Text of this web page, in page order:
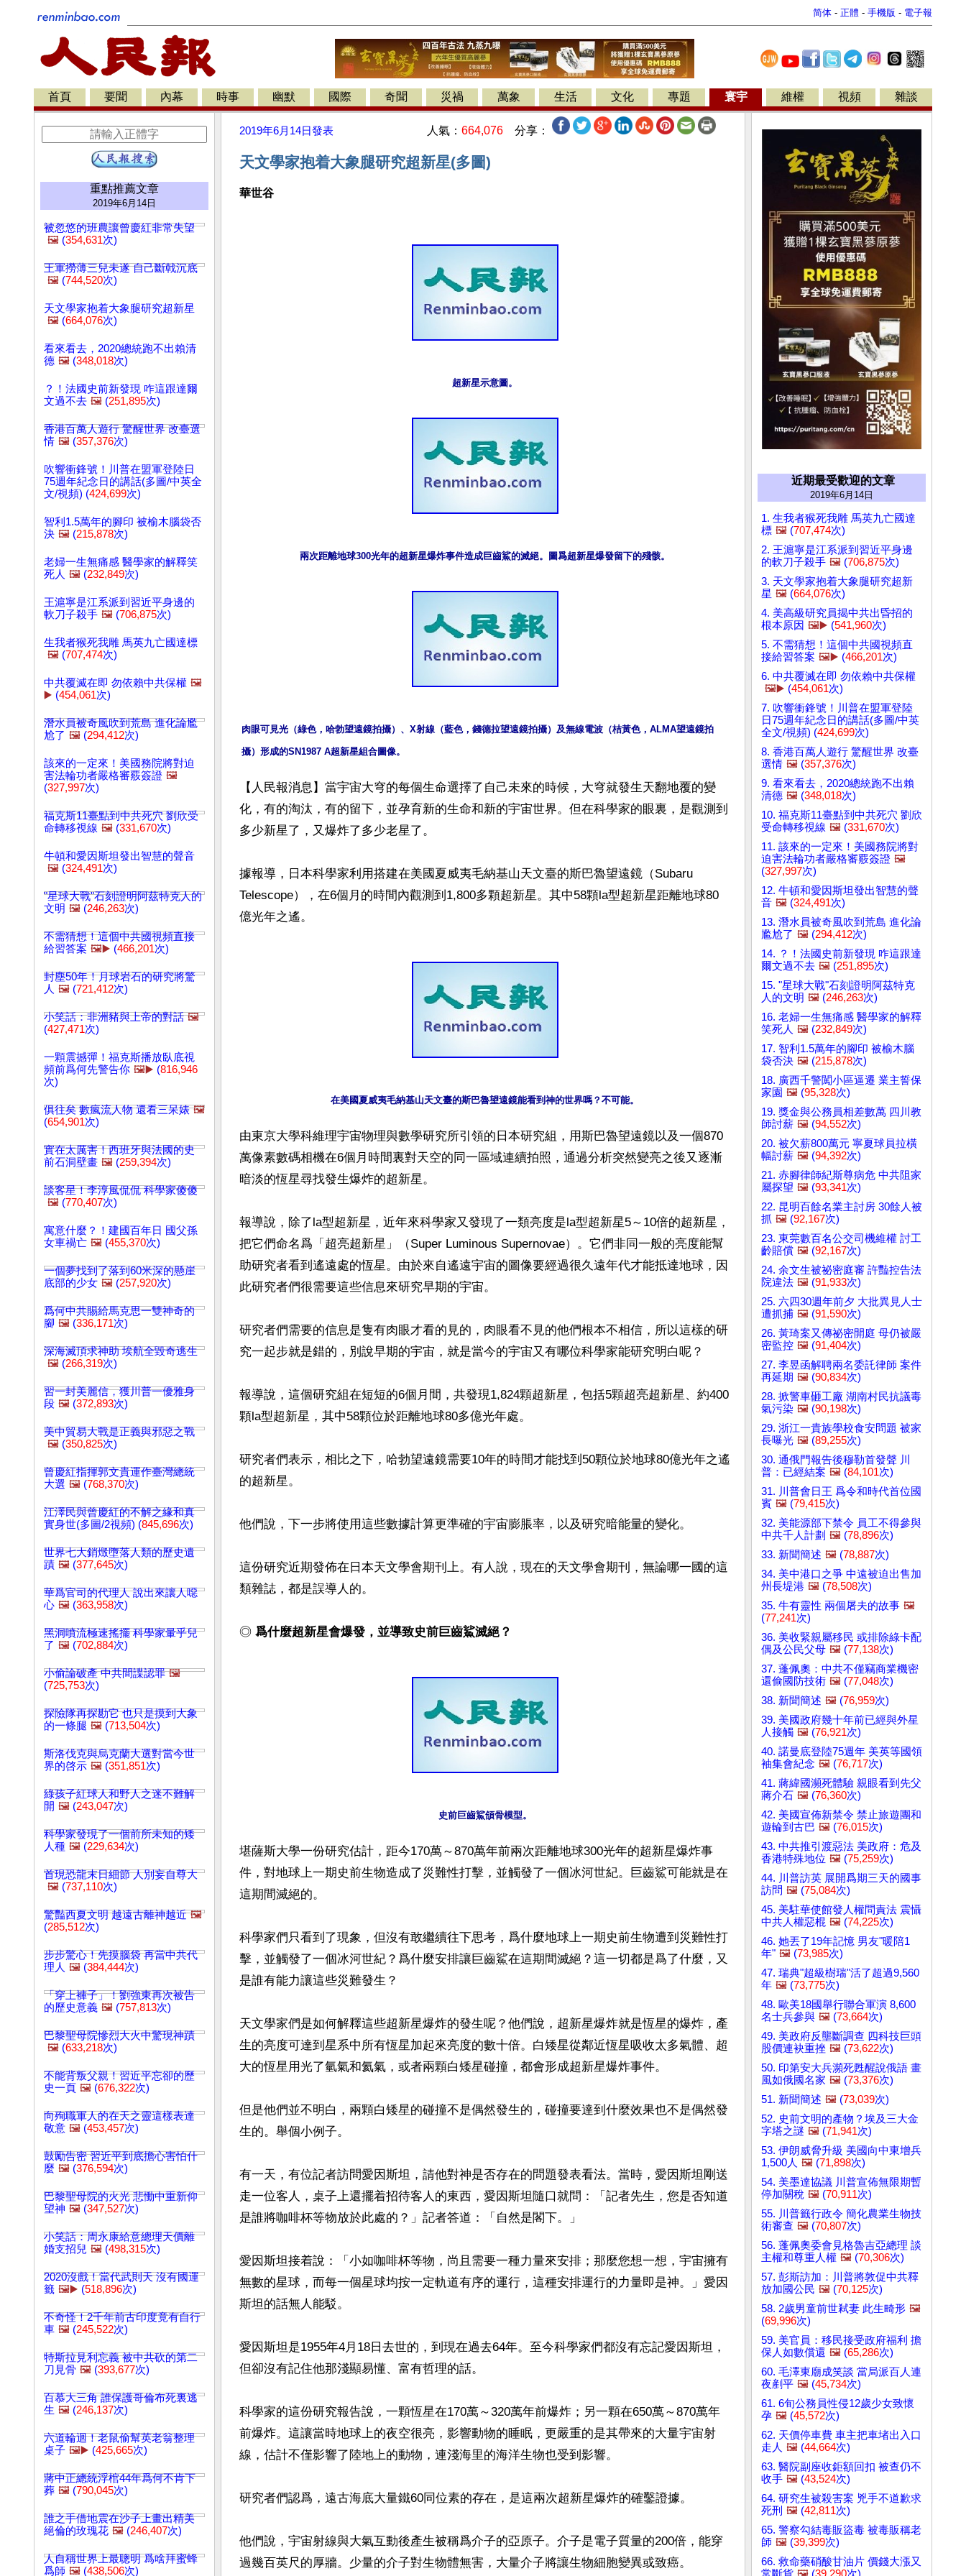
简体 - 正體 - 手機版 - 電子報
首頁 要聞 內幕 時事 幽默 國際 奇聞 災禍 萬象 生活 文化 專題 寰宇 維權 視頻 雜談
重點推薦文章
2019年6月14日
被忽悠的班農讓曾慶紅非常失望
🖼️ (354,631次)
王軍撈薄三兒未遂 自己斷戟沉底
🖼️ (744,520次)
天文學家抱着大象腿研究超新星
🖼️ (664,076次)
看來看去，2020總統跑不出賴清
德 🖼️ (348,018次)
？！法國史前新發現 咋這跟達爾
文過不去 🖼️ (251,895次)
香港百萬人遊行 驚醒世界 改臺選
情 🖼️ (357,376次)
吹響衝鋒號！川普在盟軍登陸日
75週年紀念日的講話(多圖/中英全
文/視頻) (424,699次)
智利1.5萬年的腳印 被榆木腦袋否
決 🖼️ (215,878次)
老婦一生無痛感 醫學家的解釋笑
死人 🖼️ (232,849次)
王滬寧是江系派到習近平身邊的
軟刀子殺手 🖼️ (706,875次)
生我者猴死我雕 馬英九亡國達標
🖼️ (707,474次)
中共覆滅在即 勿依賴中共保權 🖼️
▶️ (454,061次)
潛水員被奇風吹到荒島 進化論尷
尬了 🖼️ (294,412次)
該來的一定來！美國務院將對迫
害法輪功者嚴格審覈簽證 🖼️
(327,997次)
福克斯11臺點到中共死穴 劉欣受
命轉移視線 🖼️ (331,670次)
牛頓和愛因斯坦發出智慧的聲音
🖼️ (324,491次)
"星球大戰"石刻證明阿茲特克人的
文明 🖼️ (246,263次)
不需猜想！這個中共國視頻直接
給習答案 🖼️▶️ (466,201次)
封塵50年！月球岩石的研究將驚
人 🖼️ (721,412次)
小笑話：非洲豬與上帝的對話 🖼️
(427,471次)
一顆震撼彈！福克斯播放臥底視
頻前爲何先警告你 🖼️▶️ (816,946
次)
俱往矣 數瘋流人物 還看三呆婊 🖼️
(654,901次)
實在太厲害！西班牙與法國的史
前石洞壁畫 🖼️ (259,394次)
談客星！李淳風侃侃 科學家傻傻
🖼️ (770,407次)
寓意什麼？！建國百年日 國父孫
女車禍亡 🖼️ (455,370次)
一個夢找到了落到60米深的懸崖
底部的少女 🖼️ (257,920次)
爲何中共賜給馬克思一雙神奇的
腳 🖼️ (336,171次)
深海滅頂求神助 埃航全毀奇逃生
🖼️ (266,319次)
習一封美麗信，獲川普一優雅身
段 🖼️ (372,893次)
美中貿易大戰是正義與邪惡之戰
🖼️ (350,825次)
曾慶紅指揮郭文貴運作臺灣總統
大選 🖼️ (768,370次)
江澤民與曾慶紅的不解之緣和真
實身世(多圖/2視頻) (845,696次)
世界七大銷燬墮落人類的歷史遺
蹟 🖼️ (377,645次)
華爲官司的代理人 說出來讓人噁
心 🖼️ (363,958次)
黑洞噴流極速搖擺 科學家暈乎兒
了 🖼️ (702,884次)
小偷論破產 中共間諜認罪 🖼️
(725,753次)
探險隊再探勘它 也只是摸到大象
的一條腿 🖼️ (713,504次)
斯洛伐克與烏克蘭大選對當今世
界的啓示 🖼️ (351,851次)
綠孩子紅球人和野人之迷不難解
開 🖼️ (243,047次)
科學家發現了一個前所未知的矮
人種 🖼️ (229,634次)
首現恐龍末日細節 人別妄自尊大
🖼️ (737,110次)
驚豔西夏文明 越遠古離神越近 🖼️
(285,512次)
步步驚心！先摸腦袋 再當中共代
理人 🖼️ (384,444次)
「穿上褲子」！劉強東再次被告
的歷史意義 🖼️ (757,813次)
巴黎聖母院慘烈大火中驚現神蹟
🖼️ (633,218次)
不能背叛父親！習近平忘卻的歷
史一頁 🖼️ (676,322次)
向殉職軍人的在天之靈這樣表達
敬意 🖼️ (453,457次)
鼓勵告密 習近平到底擔心害怕什
麼 🖼️ (376,594次)
巴黎聖母院的火光 悲慟中重新仰
望神 🖼️ (347,527次)
小笑話：周永康給意總理天價離
婚支招兒 🖼️ (498,315次)
2020沒戲！當代武則天 沒有國運
籤 🖼️▶️ (518,896次)
不奇怪！2千年前古印度竟有自行
車 🖼️ (245,522次)
特斯拉見利忘義 被中共砍的第二
刀見骨 🖼️ (393,677次)
百慕大三角 誰保護哥倫布死裏逃
生 🖼️ (246,137次)
六道輪迴！老鼠偷幫英老翁整理
桌子 🖼️▶️ (425,665次)
蔣中正總統浮棺44年爲何不肯下
葬 🖼️ (790,045次)
誰之手借地震在沙子上畫出精美
絕倫的玫瑰花 🖼️ (246,407次)
人自稱世界上最聰明 爲啥拜蜜蜂
爲師 🖼️ (438,506次)
2019年6月14日發表 人氣： 664,076 分享：
天文學家抱着大象腿研究超新星(多圖)
華世谷
超新星示意圖。
兩次距離地球300光年的超新星爆炸事件造成巨齒鯊的滅絕。圖爲超新星爆發留下的殘骸。
肉眼可見光（綠色，哈勃望遠鏡拍攝）、X射線（藍色，錢德拉望遠鏡拍攝）及無線電波（桔黃色，ALMA望遠鏡拍
攝）形成的SN1987 A超新星組合圖像。
【人民報消息】當宇宙大穹的每個生命選擇了自己未來的時候，大穹就發生天翻地覆的變
化，有的淘汰，有的留下，並孕育新的生命和新的宇宙世界。但在科學家的眼裏，是觀測到
多少新星了，又爆炸了多少老星了。
據報導，日本科學家利用搭建在美國夏威夷毛納基山天文臺的斯巴魯望遠鏡（Subaru
Telescope），在6個月的時間內觀測到1,800多顆超新星。其中58顆la型超新星距離地球80
在美國夏威夷毛納基山天文臺的斯巴魯望遠鏡能看到神的世界嗎？不可能。
由東京大學科維理宇宙物理與數學研究所引領的日本研究組，用斯巴魯望遠鏡以及一個870
萬像素數碼相機在6個月時間裏對天空的同一區域連續拍照，通過分析突然變亮之後又逐漸
暗淡的恆星尋找發生爆炸的超新星。
報導說，除了la型超新星，近年來科學家又發現了一類亮度是la型超新星5～10倍的超新星，
把它們命名爲「超亮超新星」（Super Luminous Supernovae）。它們非同一般的亮度能幫
助研究者看到遙遠處的恆星。由於來自遙遠宇宙的圖像要經過很久遠年代才能抵達地球，因
此研究者們很需要這些信息來研究早期的宇宙。
研究者們需要的信息是隻有肉眼才看的見的，肉眼看不見的他們根本不相信，所以這樣的研
究一起步就是錯的，別說早期的宇宙，就是當今的宇宙又有哪位科學家能研究明白呢？
報導說，這個研究組在短短的6個月間，共發現1,824顆超新星，包括5顆超亮超新星、約400
顆la型超新星，其中58顆位於距離地球80多億光年處。
研究者們表示，相比之下，哈勃望遠鏡需要10年的時間才能找到50顆位於地球80億光年之遙
的超新星。
他們說，下一步將使用這些數據計算更準確的宇宙膨脹率，以及研究暗能量的變化。
這份研究近期發佈在日本天文學會期刊上。有人說，現在的天文學會期刊，無論哪一國的這
類雜誌，都是誤導人的。
◎ 爲什麼超新星會爆發，並導致史前巨齒鯊滅絕？
史前巨齒鯊頜骨模型。
堪薩斯大學一份研究估計，距今170萬～870萬年前兩次距離地球300光年的超新星爆炸事
件，對地球上一期史前生物造成了災難性打擊，並觸發了一個冰河世紀。巨齒鯊可能就是在
這期間滅絕的。
科學家們只看到了現象，但沒有敢繼續往下思考，爲什麼地球上一期史前生物遭到災難性打
擊，並觸發了一個冰河世紀？爲什麼安排讓巨齒鯊在這期間滅絕？這一切都是爲了什麼，又
是誰有能力讓這些災難發生？
天文學家們是如何解釋這些超新星爆炸的發生呢？他們說，超新星爆炸就是恆星的爆炸，產
生的亮度可達到星系中所有恆星加起來亮度的數十倍。白矮星從鄰近恆星吸收太多氣體、超
大的恆星用光了氫氣和氦氣，或者兩顆白矮星碰撞，都會形成超新星爆炸事件。
但是他們並不明白，兩顆白矮星的碰撞不是偶然發生的，碰撞要達到什麼效果也不是偶然發
生的。舉個小例子。
有一天，有位記者訪問愛因斯坦，請他對神是否存在的問題發表看法。當時，愛因斯坦剛送
走一位客人，桌子上還擺着招待客人的東西，愛因斯坦隨口就問：「記者先生，您是否知道
是誰將咖啡杯等物放於此處的？」記者答道：「自然是閣下。」
愛因斯坦接着說：「小如咖啡杯等物，尚且需要一種力量來安排；那麼您想一想，宇宙擁有
無數的星球，而每一個星球均按一定軌道有序的運行，這種安排運行的力量即是神。」愛因
斯坦的話無人能駁。
愛因斯坦是1955年4月18日去世的，到現在過去64年。至今科學家們都沒有忘記愛因斯坦，
但卻沒有記住他那淺顯易懂、富有哲理的話。
科學家的這份研究報告說，一顆恆星在170萬～320萬年前爆炸；另一顆在650萬～870萬年
前爆炸。這讓當時地球上的夜空很亮，影響動物的睡眠，更嚴重的是其帶來的大量宇宙射
線，估計不僅影響了陸地上的動物，連淺海里的海洋生物也受到影響。
研究者們認爲，遠古海底大量鐵60同位素的存在，是這兩次超新星爆炸的確鑿證據。
他們說，宇宙射線與大氣互動後產生被稱爲介子的亞原子。介子是電子質量的200倍，能穿
過幾百英尺的厚牆。少量的介子對生物體無害，大量介子將讓生物細胞變異或致癌。
近期最受歡迎的文章
2019年6月14日
1. 生我者猴死我雕 馬英九亡國達
標 🖼️ (707,474次)
2. 王滬寧是江系派到習近平身邊
的軟刀子殺手 🖼️ (706,875次)
3. 天文學家抱着大象腿研究超新
星 🖼️ (664,076次)
4. 美高級研究員揭中共出昏招的
根本原因 🖼️▶️ (541,960次)
5. 不需猜想！這個中共國視頻直
接給習答案 🖼️▶️ (466,201次)
6. 中共覆滅在即 勿依賴中共保權
🖼️▶️ (454,061次)
7. 吹響衝鋒號！川普在盟軍登陸
日75週年紀念日的講話(多圖/中英
全文/視頻) (424,699次)
8. 香港百萬人遊行 驚醒世界 改臺
選情 🖼️ (357,376次)
9. 看來看去，2020總統跑不出賴
清德 🖼️ (348,018次)
10. 福克斯11臺點到中共死穴 劉欣
受命轉移視線 🖼️ (331,670次)
11. 該來的一定來！美國務院將對
迫害法輪功者嚴格審覈簽證 🖼️
(327,997次)
12. 牛頓和愛因斯坦發出智慧的聲
音 🖼️ (324,491次)
13. 潛水員被奇風吹到荒島 進化論
尷尬了 🖼️ (294,412次)
14. ？！法國史前新發現 咋這跟達
爾文過不去 🖼️ (251,895次)
15. "星球大戰"石刻證明阿茲特克
人的文明 🖼️ (246,263次)
16. 老婦一生無痛感 醫學家的解釋
笑死人 🖼️ (232,849次)
17. 智利1.5萬年的腳印 被榆木腦
袋否決 🖼️ (215,878次)
18. 廣西千警闖小區逼遷 業主誓保
家園 🖼️ (95,328次)
19. 獎金與公務員相差數萬 四川教
師討薪 🖼️ (94,552次)
20. 被欠薪800萬元 寧夏球員拉橫
幅討薪 🖼️ (94,392次)
21. 赤腳律師紀斯尊病危 中共阻家
屬探望 🖼️ (93,341次)
22. 昆明百餘名業主討房 30餘人被
抓 🖼️ (92,167次)
23. 東莞數百名公交司機維權 討工
齡賠償 🖼️ (92,167次)
24. 余文生被祕密庭審 許豔控告法
院違法 🖼️ (91,933次)
25. 六四30週年前夕 大批異見人士
遭抓捕 🖼️ (91,590次)
26. 黃琦案又傳祕密開庭 母仍被嚴
密監控 🖼️ (91,404次)
27. 李昱函解聘兩名委託律師 案件
再延期 🖼️ (90,834次)
28. 掀警車砸工廠 湖南村民抗議毒
氣污染 🖼️ (90,198次)
29. 浙江一貴族學校食安問題 被家
長曝光 🖼️ (89,255次)
30. 通俄門報告後穆勒首發聲 川
普：已經結案 🖼️ (84,101次)
31. 川普會日王 爲令和時代首位國
賓 🖼️ (79,415次)
32. 美能源部下禁令 員工不得參與
中共千人計劃 🖼️ (78,896次)
33. 新聞簡述 🖼️ (78,887次)
34. 美中港口之爭 中遠被迫出售加
州長堤港 🖼️ (78,508次)
35. 牛有靈性 兩個屠夫的故事 🖼️
(77,241次)
36. 美收緊親屬移民 或排除綠卡配
偶及公民父母 🖼️ (77,138次)
37. 蓬佩奧：中共不僅竊商業機密
還偷國防技術 🖼️ (77,048次)
38. 新聞簡述 🖼️ (76,959次)
39. 美國政府幾十年前已經與外星
人接觸 🖼️ (76,921次)
40. 諾曼底登陸75週年 美英等國領
袖集會紀念 🖼️ (76,717次)
41. 蔣緯國瀕死體驗 親眼看到先父
蔣介石 🖼️ (76,360次)
42. 美國宣佈新禁令 禁止旅遊團和
遊輪到古巴 🖼️ (76,015次)
43. 中共推引渡惡法 美政府：危及
香港特殊地位 🖼️ (75,259次)
44. 川普訪英 展開爲期三天的國事
訪問 🖼️ (75,084次)
45. 美駐華使館發人權問責法 震懾
中共人權惡棍 🖼️ (74,225次)
46. 她丟了19年記憶 男友"暖陪1
年" 🖼️ (73,985次)
47. 瑞典"超級樹瑞"活了超過9,560
年 🖼️ (73,775次)
48. 歐美18國舉行聯合軍演 8,600
名士兵參與 🖼️ (73,664次)
49. 美政府反壟斷調查 四科技巨頭
股價連袂重挫 🖼️ (73,622次)
50. 印第安大兵瀕死甦醒說俄語 畫
風如俄國名家 🖼️ (73,376次)
51. 新聞簡述 🖼️ (73,039次)
52. 史前文明的產物？埃及三大金
字塔之謎 🖼️ (71,941次)
53. 伊朗威脅升級 美國向中東增兵
1,500人 🖼️ (71,898次)
54. 美墨達協議 川普宣佈無限期暫
停加關稅 🖼️ (70,911次)
55. 川普籤行政令 簡化農業生物技
術審查 🖼️ (70,807次)
56. 蓬佩奧委會見格魯吉亞總理 談
主權和尊重人權 🖼️ (70,306次)
57. 彭斯訪加：川普將敦促中共釋
放加國公民 🖼️ (70,125次)
58. 2歲男童前世弒妻 此生畸形 🖼️
(69,996次)
59. 美官員：移民接受政府福利 擔
保人如數償還 🖼️ (65,286次)
60. 毛澤東廟成笑談 當局派百人連
夜剷平 🖼️ (45,734次)
61. 6旬公務員性侵12歲少女致懷
孕 🖼️ (45,572次)
62. 天價停車費 車主把車堵出入口
走人 🖼️ (44,664次)
63. 醫院副座收鉅額回扣 被查仍不
收手 🖼️ (43,524次)
64. 研究生被殺害案 兇手不道歉求
死刑 🖼️ (42,811次)
65. 警察勾結毒販盜毒 被毒販稱老
師 🖼️ (39,399次)
66. 救命藥硝酸甘油片 價錢大漲又
常斷貨 🖼️ (39,290次)